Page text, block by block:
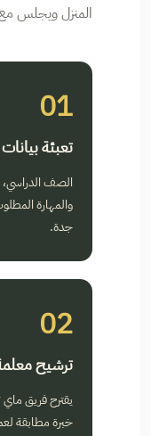
المنزل ويجلس
01
تعبئة
الصف الدراسي،
والمهارة
جدة.
02
ترشيح
يقترح فريق
خبرة مطابقة